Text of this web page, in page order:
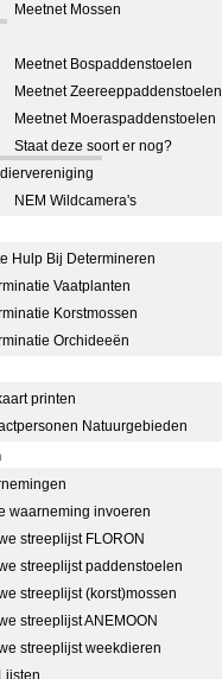
Meetnet Mossen
Meetnet Bospaddenstoelen
Meetnet Zeereeppaddenstoelen
Meetnet Moeraspaddenstoelen
Staat deze soort er nog?
NEM Wildcamera's
Hulp Bij Determineren
Vaatplanten
Korstmossen
Orchideeën
printen
Natuurgebieden
waarneming invoeren
streeplijst FLORON
streeplijst paddenstoelen
streeplijst (korst)mossen
streeplijst ANEMOON
streeplijst weekdieren